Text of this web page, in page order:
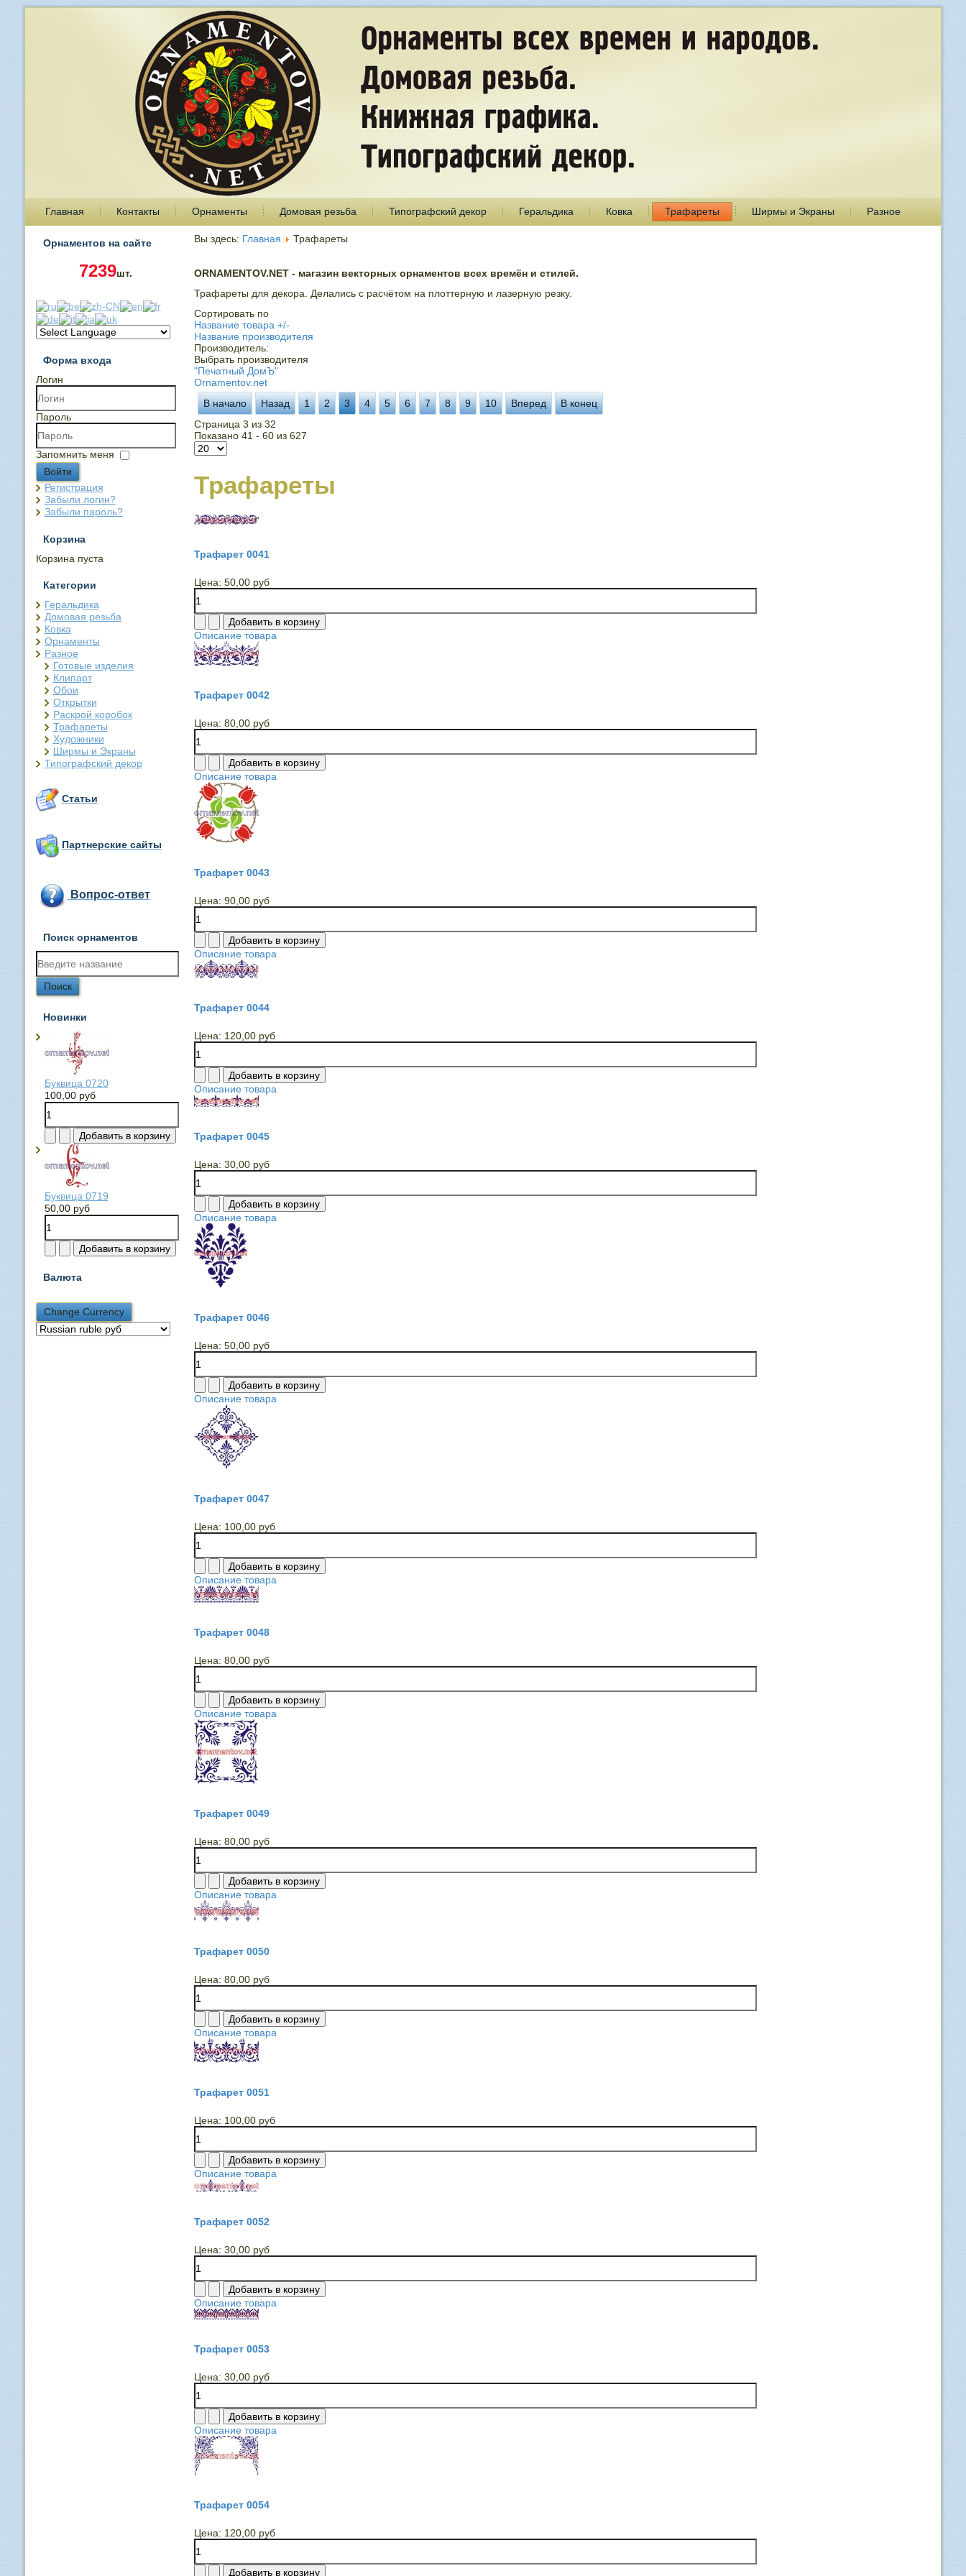
Главная Контакты Орнаменты Домовая резьба Типографский декор Геральдика Ковка Трафареты Ширмы и Экраны Разное
Орнаментов на сайте
7239шт.
Форма входа
Логин
Пароль
Запомнить меня
Войти
Регистрация
Забыли логин?
Забыли пароль?
Корзина
Корзина пуста
Категории
Геральдика
Домовая резьба
Ковка
Орнаменты
Разное
Готовые изделия
Клипарт
Обои
Открытки
Раскрой коробок
Трафареты
Художники
Ширмы и Экраны
Типографский декор
Статьи
Партнерские сайты
Вопрос-ответ
Поиск орнаментов
Новинки
Буквица 0720
100,00 руб
Буквица 0719
50,00 руб
Валюта
Вы здесь: Главная Трафареты
ORNAMENTOV.NET - магазин векторных орнаментов всех времён и стилей.
Трафареты для декора. Делались с расчётом на плоттерную и лазерную резку.
Сортировать по
Название товара +/-
Название производителя
Производитель:
Выбрать производителя
"Печатный ДомЪ"
Ornamentov.net
В начало
Назад 1 2 3 4 5 6 7 8 9 10 Вперед
В конец
Страница 3 из 32
Показано 41 - 60 из 627
Трафареты
Трафарет 0041
Цена: 50,00 руб
Описание товара
Трафарет 0042
Цена: 80,00 руб
Описание товара
Трафарет 0043
Цена: 90,00 руб
Описание товара
Трафарет 0044
Цена: 120,00 руб
Описание товара
Трафарет 0045
Цена: 30,00 руб
Описание товара
Трафарет 0046
Цена: 50,00 руб
Описание товара
Трафарет 0047
Цена: 100,00 руб
Описание товара
Трафарет 0048
Цена: 80,00 руб
Описание товара
Трафарет 0049
Цена: 80,00 руб
Описание товара
Трафарет 0050
Цена: 80,00 руб
Описание товара
Трафарет 0051
Цена: 100,00 руб
Описание товара
Трафарет 0052
Цена: 30,00 руб
Описание товара
Трафарет 0053
Цена: 30,00 руб
Описание товара
Трафарет 0054
Цена: 120,00 руб